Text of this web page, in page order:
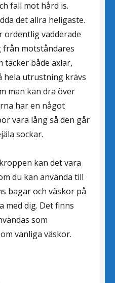
fall mot hård is.
det allra heligaste.
ordentlig vadderade
från motståndares
täcker både axlar,
hela utrustning krävs
man kan dra över
har en något
vara lång så den går
sockar.
kan det vara
du kan använda till
bagar och väskor på
med dig. Det finns
som
vanliga väskor.